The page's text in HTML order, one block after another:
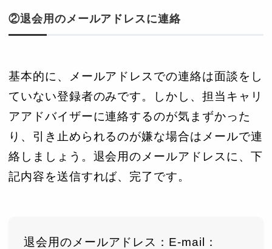
②退会用のメールアドレスに連絡
基本的に、メールアドレスでの連絡は面談をし
ていない登録者のみです。しかし、担当キャリ
アアドバイザーに連絡するのが気まずかった
り、引き止められるのが嫌な場合はメールで連
絡しましょう。退会用のメールアドレスに、下
記内容を送信すれば、完了です。
退会用のメールアドレス：E-mail：